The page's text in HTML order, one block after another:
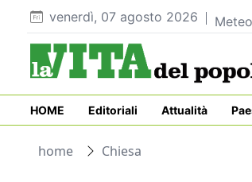
venerdì, 07 agosto 2026
HOME Editoriali Attualità
home Chiesa